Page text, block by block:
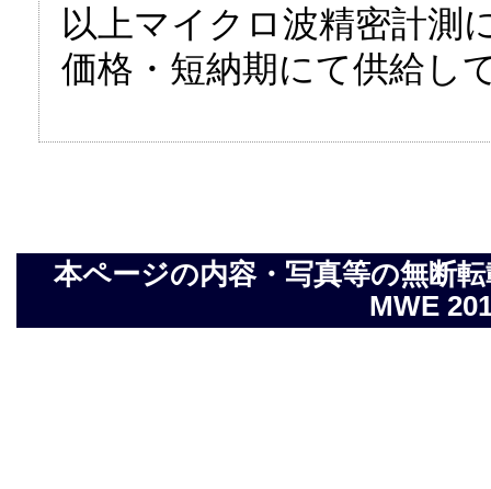
以上マイクロ波精密計測
価格・短納期にて供給し
本ページの内容・写真等の無断
MWE